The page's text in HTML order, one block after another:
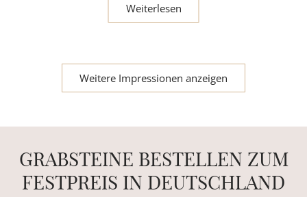
Weiterlesen
Weitere Impressionen anzeigen
GRABSTEINE BESTELLEN ZUM
FESTPREIS IN DEUTSCHLAND